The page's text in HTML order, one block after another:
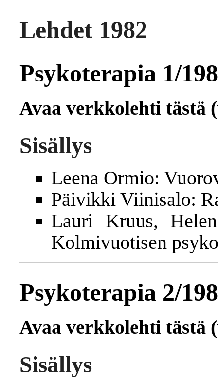
Lehdet 1982
Psykoterapia 1/
Avaa verkkolehti tästä
Sisällys
Leena Ormio:
Päivikki Viinisalo:
Lauri Kruus,
Kolmivuotisen
Psykoterapia 2/
Avaa verkkolehti tästä
Sisällys